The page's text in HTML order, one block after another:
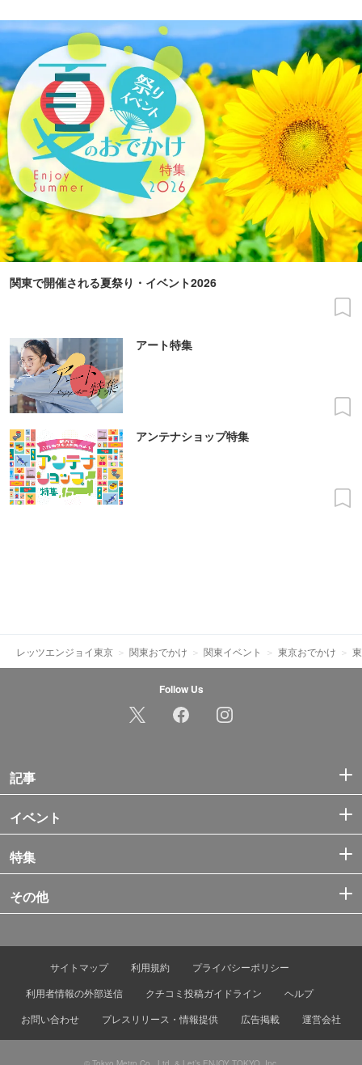
関東で開催される夏祭り・イベント2026
アート特集
アンテナショップ特集
レッツエンジョイ東京 関東おでかけ 関東イベント 東京おでかけ
Follow Us
記事
イベント
特集
その他
サイトマップ 利用規約
プライバシーポリシー
利用者情報の外部送信
クチコミ投稿ガイドライン
ヘルプ
お問い合わせ
プレスリリース・情報提供 広告掲載 運営会社